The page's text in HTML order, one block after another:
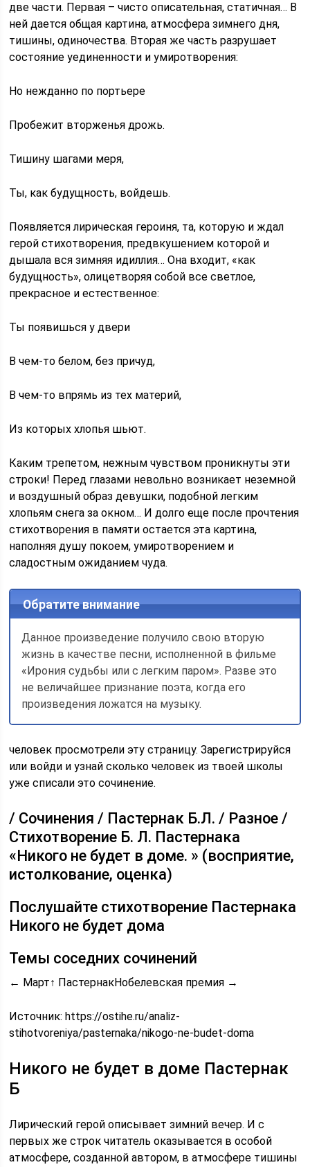
две части. Первая – чисто описательная, статичная… В
ней дается общая картина, атмосфера зимнего дня,
тишины, одиночества. Вторая же часть разрушает
состояние уединенности и умиротворения:
Но нежданно по портьере
Пробежит вторженья дрожь.
Тишину шагами меря,
Ты, как будущность, войдешь.
Появляется лирическая героиня, та, которую и ждал
герой стихотворения, предвкушением которой и
дышала вся зимняя идиллия… Она входит, «как
будущность», олицетворяя собой все светлое,
прекрасное и естественное:
Ты появишься у двери
В чем-то белом, без причуд,
В чем-то впрямь из тех материй,
Из которых хлопья шьют.
Каким трепетом, нежным чувством проникнуты эти
строки! Перед глазами невольно возникает неземной
и воздушный образ девушки, подобной легким
хлопьям снега за окном… И долго еще после прочтения
стихотворения в памяти остается эта картина,
наполняя душу покоем, умиротворением и
сладостным ожиданием чуда.
Обратите внимание
Данное произведение получило свою вторую
жизнь в качестве песни, исполненной в фильме
«Ирония судьбы или с легким паром». Разве это
не величайшее признание поэта, когда его
произведения ложатся на музыку.
человек просмотрели эту страницу. Зарегистрируйся
или войди и узнай сколько человек из твоей школы
уже списали это сочинение.
/ Сочинения / Пастернак Б.Л. / Разное /
Стихотворение Б. Л. Пастернака
«Никого не будет в доме. » (восприятие,
истолкование, оценка)
Послушайте стихотворение Пастернака
Никого не будет дома
Темы соседних сочинений
← Март↑ ПастернакНобелевская премия →
Источник: https://ostihe.ru/analiz-
stihotvoreniya/pasternaka/nikogo-ne-budet-doma
Никого не будет в доме Пастернак
Б
Лирический герой описывает зимний вечер. И с
первых же строк читатель оказывается в особой
атмосфере, созданной автором, в атмосфере тишины